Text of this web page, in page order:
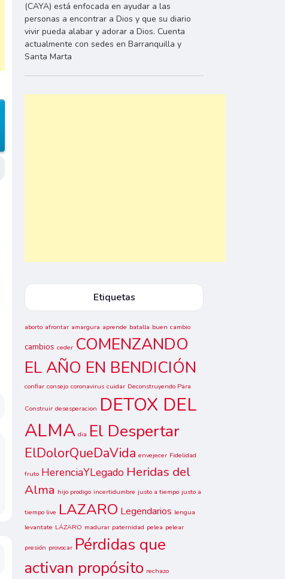
(CAYA) está enfocada en ayudar a las
personas a encontrar a Dios y que su diario
vivir pueda alabar y adorar a Dios. Cuenta
actualmente con sedes en Barranquilla y
Santa Marta
Etiquetas
aborto afrontar amargura aprende batalla buen cambio
cambios ceder COMENZANDO
EL AÑO EN BENDICIÓN
confiar consejo coronavirus cuidar Deconstruyendo Para
Construir desesperacion DETOX DEL
ALMA dia El Despertar
ElDolorQueDaVida envejecer Fidelidad
fruto HerenciaYLegado Heridas del
Alma hijo prodigo incertidumbre justo a tiempo justo a
tiempo live LAZARO Legendarios lengua
levantate LÁZARO madurar paternidad pelea pelear
presión provocar Pérdidas que
activan propósito rechazo